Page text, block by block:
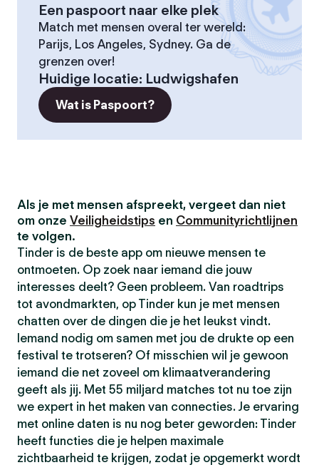
Een paspoort naar elke plek
Match met mensen overal ter wereld:
Parijs, Los Angeles, Sydney. Ga de
grenzen over!
Huidige locatie: Ludwigshafen
Wat is Paspoort?
Als je met mensen afspreekt, vergeet dan niet
om onze Veiligheidstips en Communityrichtlijnen
te volgen.
Tinder is de beste app om nieuwe mensen te
ontmoeten. Op zoek naar iemand die jouw
interesses deelt? Geen probleem. Van roadtrips
tot avondmarkten, op Tinder kun je met mensen
chatten over de dingen die je het leukst vindt.
Iemand nodig om samen met jou de drukte op een
festival te trotseren? Of misschien wil je gewoon
iemand die net zoveel om klimaatverandering
geeft als jij. Met 55 miljard matches tot nu toe zijn
we expert in het maken van connecties. Je ervaring
met online daten is nu nog beter geworden: Tinder
heeft functies die je helpen maximale
zichtbaarheid te krijgen, zodat je opgemerkt wordt